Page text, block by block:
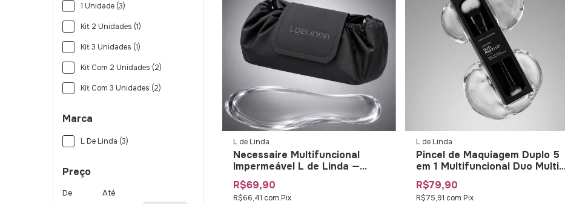
1 Unidade (3)
Kit 2 Unidades (1)
Kit 3 Unidades (1)
Kit Com 2 Unidades (2)
Kit Com 3 Unidades (2)
Marca
L De Linda (3)
Preço
De Até
L de Linda
Necessaire Multifuncional
Impermeável L de Linda —
Bolsa de Maquiagem com
Organizadores
R$69,90
R$66,41 com Pix
L de Linda
Pincel de Maquiagem Duplo 5
em 1 Multifuncional Duo Multi
01 L de Linda
R$79,90
R$75,91 com Pix